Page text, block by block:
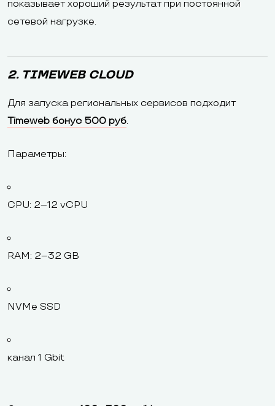
показывает хороший результат при постоянной
сетевой нагрузке.
2. TIMEWEB CLOUD
Для запуска региональных сервисов подходит
Timeweb бонус 500 руб.
Параметры:
CPU: 2–12 vCPU
RAM: 2–32 GB
NVMe SSD
канал 1 Gbit